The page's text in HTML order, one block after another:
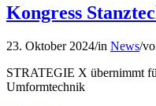
Kongress
23. Oktober 2024/in News/
STRATEGIE X übernimmt
Umformtechnik